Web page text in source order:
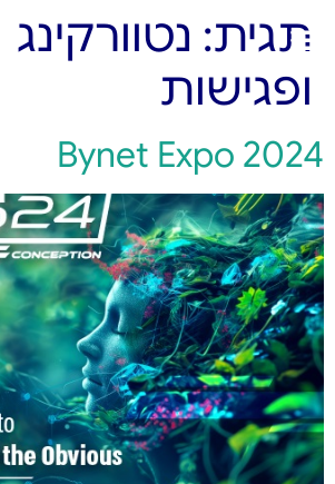
תגית: נטוורקינג
ופגישות
Bynet Expo 2024